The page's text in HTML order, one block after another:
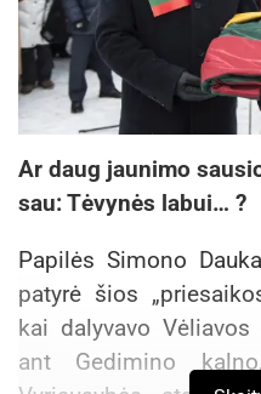
Ar daug jaunimo
sau: Tėvynės labui… ?
Papilės Simono
patyrė šios
kai dalyvavo
ant Gedimino